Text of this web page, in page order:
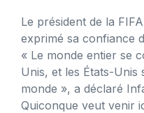
Le président de la
exprimé sa confiance
« Le monde entier se
Unis, et les États-Unis
monde », a déclaré
Quiconque veut venir